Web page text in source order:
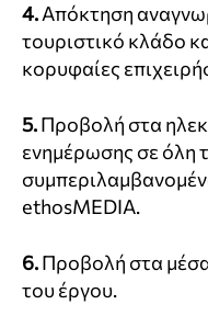
4.Απόκτηση
τουριστικό κλάδο
κορυφαίες
5.Προβολή στα
ενημέρωσης σε όλη
ethosMEDIA.
6.Προβολή στα
του έργου.